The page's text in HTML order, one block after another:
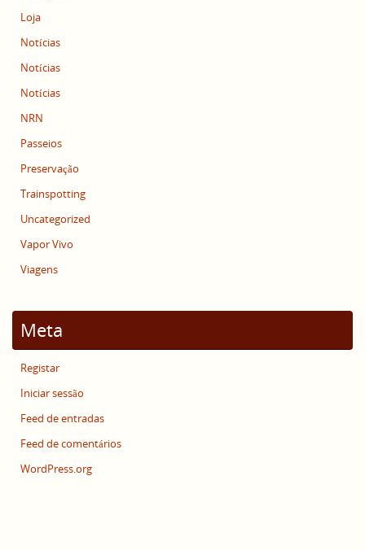
Loja
Notícias
Notícias
Notícias
NRN
Passeios
Preservação
Trainspotting
Uncategorized
Vapor Vivo
Viagens
Meta
Registar
Iniciar sessão
Feed de entradas
Feed de comentários
WordPress.org